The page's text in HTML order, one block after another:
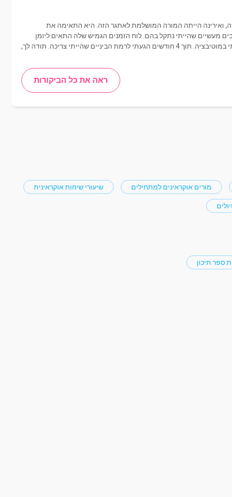
ואירינה הייתה המורה המושלמת לאתגר הזה. היא התאימה את
מעשיים שהייתי נתקל בהם. לוח הזמנים הגמיש שלה התאים ליומן
העמוס שלי, וסגנון ההוראה המעודד שלה החזיק אותי במוטיבציה. תוך 4 חודשים הגעתי לרמת הביניים שהייתי צריכה. תודה לך,
ראה את כל הביקורות
מורים אוקראינים למתחילים שיעורי שיחות אוקראינית
ספר תיכון